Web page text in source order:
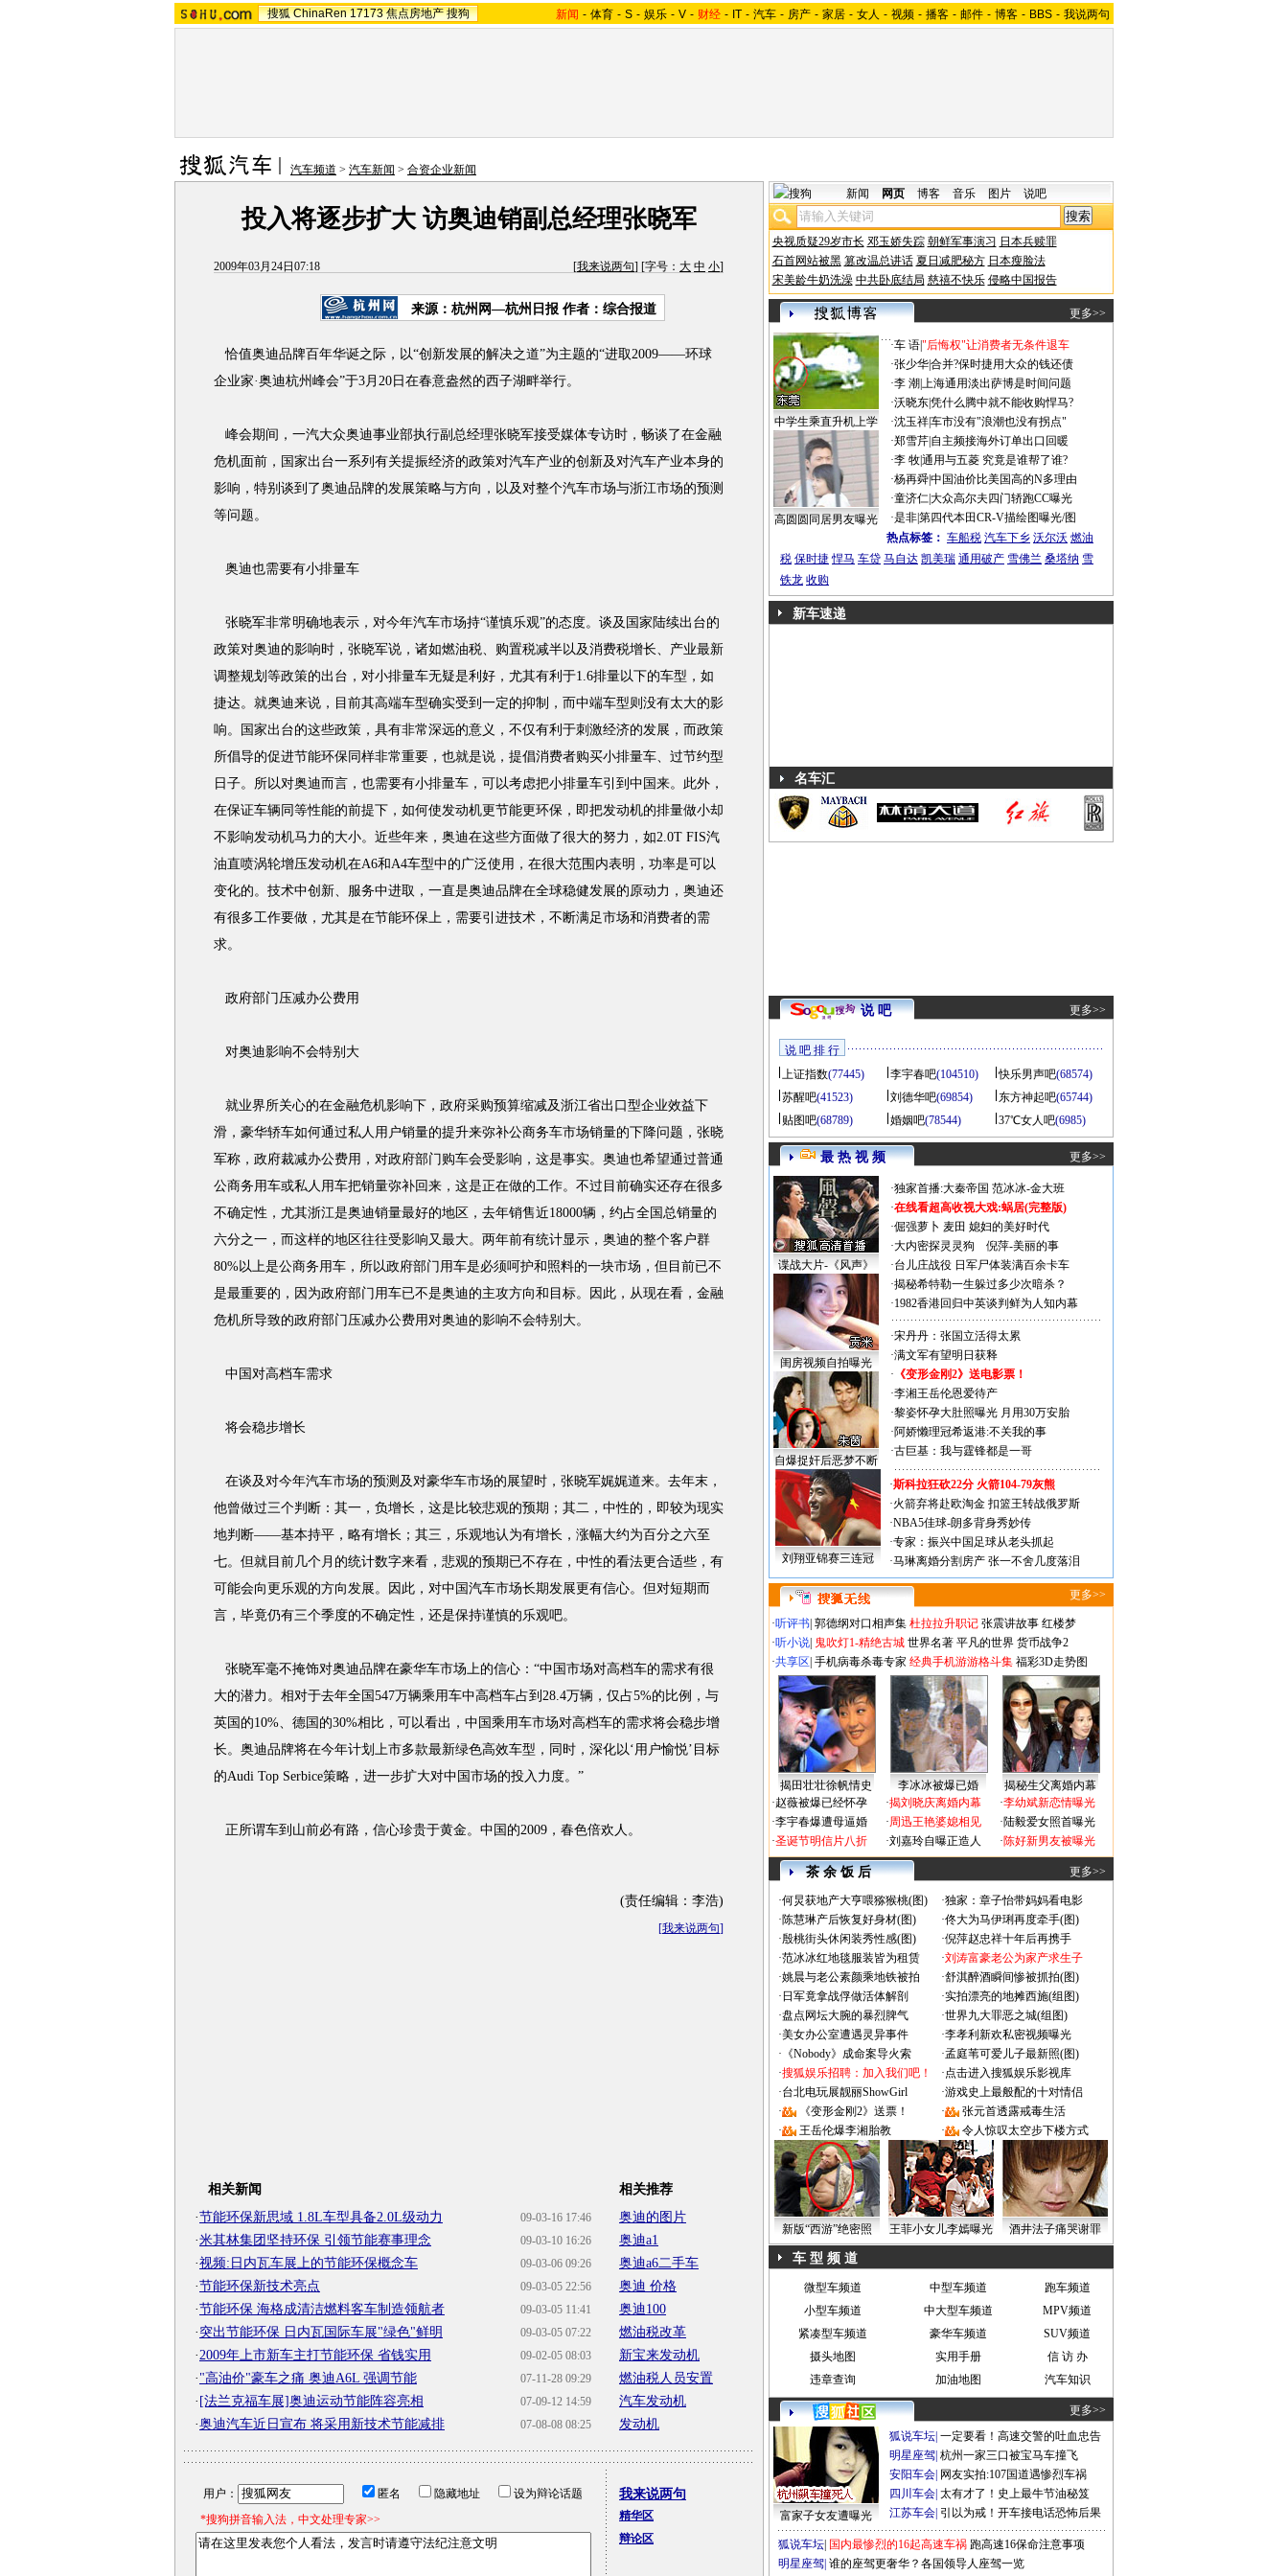
搜狐 ChinaRen 17173 焦点房地产 搜狗 新闻 - 体育 - S - 娱乐 - V - 财经 - IT - 汽车 - 房产 - 家居 - 女人 - 视频 - 播客 - 邮件 - 博客 - BBS - 我说两句
汽车频道 > 汽车新闻 > 合资企业新闻
投入将逐步扩大 访奥迪销副总经理张晓军
2009年03月24日07:18 [我来说两句] [字号： 大 中 小]
来源：杭州网—杭州日报 作者：综合报道
恰值奥迪品牌百年华诞之际，以“创新发展的解决之道”为主题的“进取2009——环球
企业家·奥迪杭州峰会”于3月20日在春意盎然的西子湖畔举行。
峰会期间，一汽大众奥迪事业部执行副总经理张晓军接受媒体专访时，畅谈了在金融
危机面前，国家出台一系列有关提振经济的政策对汽车产业的创新及对汽车产业本身的
影响，特别谈到了奥迪品牌的发展策略与方向，以及对整个汽车市场与浙江市场的预测
等问题。
奥迪也需要有小排量车
张晓军非常明确地表示，对今年汽车市场持“谨慎乐观”的态度。谈及国家陆续出台的
政策对奥迪的影响时，张晓军说，诸如燃油税、购置税减半以及消费税增长、产业最新
调整规划等政策的出台，对小排量车无疑是利好，尤其有利于1.6排量以下的车型，如
捷达。就奥迪来说，目前其高端车型确实受到一定的抑制，而中端车型则没有太大的影
响。国家出台的这些政策，具有非常深远的意义，不仅有利于刺激经济的发展，而政策
所倡导的促进节能环保同样非常重要，也就是说，提倡消费者购买小排量车、过节约型
日子。所以对奥迪而言，也需要有小排量车，可以考虑把小排量车引到中国来。此外，
在保证车辆同等性能的前提下，如何使发动机更节能更环保，即把发动机的排量做小却
不影响发动机马力的大小。近些年来，奥迪在这些方面做了很大的努力，如2.0T FIS汽
油直喷涡轮增压发动机在A6和A4车型中的广泛使用，在很大范围内表明，功率是可以
变化的。技术中创新、服务中进取，一直是奥迪品牌在全球稳健发展的原动力，奥迪还
有很多工作要做，尤其是在节能环保上，需要引进技术，不断满足市场和消费者的需
求。
政府部门压减办公费用
对奥迪影响不会特别大
就业界所关心的在金融危机影响下，政府采购预算缩减及浙江省出口型企业效益下
滑，豪华轿车如何通过私人用户销量的提升来弥补公商务车市场销量的下降问题，张晓
军称，政府裁减办公费用，对政府部门购车会受影响，这是事实。奥迪也希望通过普通
公商务用车或私人用车把销量弥补回来，这是正在做的工作。不过目前确实还存在很多
不确定性，尤其浙江是奥迪销量最好的地区，去年销售近18000辆，约占全国总销量的
六分之一，而这样的地区往往受影响又最大。两年前有统计显示，奥迪的整个客户群
80%以上是公商务用车，所以政府部门用车是必须呵护和照料的一块市场，但目前已不
是最重要的，因为政府部门用车已不是奥迪的主攻方向和目标。因此，从现在看，金融
危机所导致的政府部门压减办公费用对奥迪的影响不会特别大。
中国对高档车需求
将会稳步增长
在谈及对今年汽车市场的预测及对豪华车市场的展望时，张晓军娓娓道来。去年末，
他曾做过三个判断：其一，负增长，这是比较悲观的预期；其二，中性的，即较为现实
地判断——基本持平，略有增长；其三，乐观地认为有增长，涨幅大约为百分之六至
七。但就目前几个月的统计数字来看，悲观的预期已不存在，中性的看法更合适些，有
可能会向更乐观的方向发展。因此，对中国汽车市场长期发展更有信心。但对短期而
言，毕竟仍有三个季度的不确定性，还是保持谨慎的乐观吧。
张晓军毫不掩饰对奥迪品牌在豪华车市场上的信心：“中国市场对高档车的需求有很
大的潜力。相对于去年全国547万辆乘用车中高档车占到28.4万辆，仅占5%的比例，与
英国的10%、德国的30%相比，可以看出，中国乘用车市场对高档车的需求将会稳步增
长。奥迪品牌将在今年计划上市多款最新绿色高效车型，同时，深化以‘用户愉悦’目标
的Audi Top Serbice策略，进一步扩大对中国市场的投入力度。”
正所谓车到山前必有路，信心珍贵于黄金。中国的2009，春色倍欢人。
(责任编辑：李浩)
[我来说两句]
相关新闻
09-03-16 17:46
·节能环保新思域 1.8L车型具备2.0L级动力
09-03-10 16:26
·米其林集团坚持环保 引领节能赛事理念
09-03-06 09:26
·视频:日内瓦车展上的节能环保概念车
09-03-05 22:56
·节能环保新技术亮点
09-03-05 11:41
·节能环保 海格成清洁燃料客车制造领航者
09-03-05 07:22
· 突出节能环保 日内瓦国际车展"绿色"鲜明
09-02-05 08:03
·2009年上市新车主打节能环保 省钱实用
07-11-28 09:29
· "高油价"豪车之痛 奥迪A6L 强调节能
07-09-12 14:59
· [法兰克福车展]奥迪运动节能阵容亮相
07-08-08 08:25
·奥迪汽车近日宣布 将采用新技术节能减排
相关推荐
奥迪的图片
奥迪a1
奥迪a6二手车
奥迪 价格
奥迪100
燃油税改革
新宝来发动机
燃油税人员安置
汽车发动机
发动机
用户： 匿名 隐藏地址
设为辩论话题
*搜狗拼音输入法，中文处理专家>>
我来说两句
精华区
辩论区
新闻 网页 博客 音乐 图片 说吧
央视质疑29岁市长 邓玉娇失踪 朝鲜军事演习 日本兵赎罪
石首网站被黑 篡改温总讲话 夏日减肥秘方 日本瘦脸法
宋美龄牛奶洗澡 中共卧底结局 慈禧不快乐 侵略中国报告
更多>>
中学生乘直升机上学
高圆圆同居男友曝光
·车 语|"后悔权"让消费者无条件退车
·张少华|合并?保时捷用大众的钱还债
·李 潮 上海通用淡出萨博是时间问题
·沃晓东|凭什么腾中就不能收购悍马?
·沈玉祥|车市没有"浪潮也没有拐点"
·郑雪芹| 自主频接海外订单出口回暖
·李 牧|通用与五菱 究竟是谁帮了谁?
·杨再舜|中国油价比美国高的N多理由
·童济仁|大众高尔夫四门轿跑CC曝光
·是非|第四代本田CR-V描绘图曝光/图
热点标签： 车船税 汽车下乡 沃尔沃 燃油
税 保时捷 悍马 车贷 马自达 凯美瑞 通用破产 雪佛兰 桑塔纳 雪
铁龙 收购
新车速递
名车汇
说 吧 更多>>
说 吧 排 行
上证指数(77445) 李宇春吧(104510) 快乐男声吧(68574)
苏醒吧(41523) 刘德华吧(69854) 东方神起吧(65744)
贴图吧(68789) 婚姻吧(78544) 37℃女人吧(6985)
最 热 视 频 更多>>
谍战大片-《风声》
闺房视频自拍曝光
自爆捉奸后恶梦不断
·独家首播:大秦帝国 范冰冰-金大班
·在线看超高收视大戏:蜗居(完整版)
·倔强萝卜 麦田 媳妇的美好时代
·大内密探灵灵狗
倪萍-美丽的事
·台儿庄战役 日军尸体装满百余卡车
·揭秘希特勒一生躲过多少次暗杀？
·1982香港回归中英谈判鲜为人知内幕
·宋丹丹：张国立活得太累
·满文军有望明日获释
· 《变形金刚2》送电影票！
·李湘王岳伦恩爱待产
·黎姿怀孕大肚照曝光 月用30万安胎
·阿娇懒理冠希返港:不关我的事
·古巨基：我与霆锋都是一哥
刘翔亚锦赛三连冠
·斯科拉狂砍22分 火箭104-79灰熊
·火箭弃将赴欧淘金 扣篮王转战俄罗斯
·NBA5佳球-朗多背身秀妙传
·专家：振兴中国足球从老头抓起
·马琳离婚分割房产 张一不舍几度落泪
更多>>
·听评书 郭德纲对口相声集 杜拉拉升职记 张震讲故事 红楼梦
·听小说 鬼吹灯1-精绝古城 世界名著 平凡的世界 货币战争2
·共享区 手机病毒杀毒专家 经典手机游游格斗集 福彩3D走势图
揭田壮壮徐帆情史 李冰冰被爆已婚
揭秘生父离婚内幕
·赵薇被爆已经怀孕
·李宇春爆遭母逼婚
·圣诞节明信片八折
·揭刘晓庆离婚内幕
·周迅王艳婆媳相见
·刘嘉玲自曝正造人
·李幼斌新恋情曝光
·陆毅爱女照首曝光
·陈好新男友被曝光
茶 余 饭 后 更多>>
·何炅获地产大亨喂猕猴桃(图) ·独家：章子怡带妈妈看电影
·陈慧琳产后恢复好身材(图) ·佟大为马伊琍再度牵手(图)
·殷桃街头休闲装秀性感(图) ·倪萍赵忠祥十年后再携手
·范冰冰红地毯服装皆为租赁 ·刘涛富豪老公为家产求生子
·姚晨与老公素颜乘地铁被拍 ·舒淇醉酒瞬间惨被抓拍(图)
· 日军竟拿战俘做活体解剖 ·实拍漂亮的地摊西施(组图)
·盘点网坛大腕的暴烈脾气 ·世界九大罪恶之城(组图)
·美女办公室遭遇灵异事件 ·李孝利新欢私密视频曝光
· 《Nobody》成命案导火索 ·孟庭苇可爱儿子最新照(图)
·搜狐娱乐招聘：加入我们吧！ ·点击进入搜狐娱乐影视库
·台北电玩展靓丽ShowGirl ·游戏史上最般配的十对情侣
·
《变形金刚2》送票！ ·
张元首透露戒毒生活
·
王岳伦爆李湘胎教 · 令人惊叹太空步下楼方式
新版“西游”绝密照 王菲小女儿李嫣曝光 酒井法子痛哭谢罪
车 型 频 道
微型车频道 中型车频道
跑车频道
小型车频道
中大型车频道
MPV频道
紧凑型车频道
豪华车频道
SUV频道
摄头地图
实用手册
信 访 办
违章查询
加油地图 汽车知识
更多>>
富家子女友遭曝光
狐说车坛 一定要看！高速交警的吐血忠告
明星座驾 杭州一家三口被宝马车撞飞
安阳车会 网友实拍:107国道遇惨烈车祸
四川车会 太有才了！史上最牛节油秘笈
江苏车会 引以为戒！开车接电话恐怖后果
狐说车坛 国内最惨烈的16起高速车祸 跑高速16保命注意事项
明星座驾 谁的座驾更奢华？各国领导人座驾一览